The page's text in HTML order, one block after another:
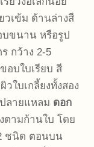
วเข้ม ด้านล่างสี
ขนาน หรือรูป
กว้าง 2-5
อบใบเรียบ สี
ใบเกลี้ยงทั้งสอง
ลายแหลม ดอก
ตามก้านใบ โดย
ชนิด ตอนบน